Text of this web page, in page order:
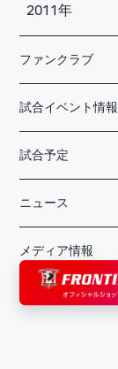
2011年
ファンクラブ
試合イベント情報
試合予定
ニュース
メディア情報